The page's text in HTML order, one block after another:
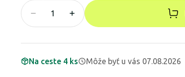
Na ceste 4 ks Môže byť u vás 07.08.2026